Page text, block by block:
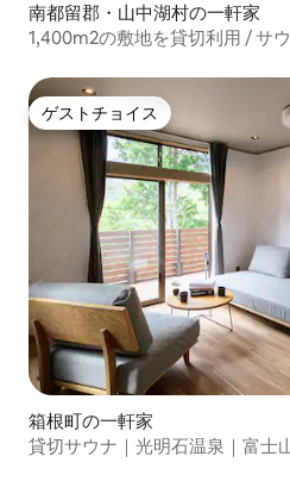
南都留郡・山中湖村の一軒家
1,400m2の敷地を貸切利用 / サ
ゲストチョイス
ゲストチョイス
箱根町の一軒家
貸切サウナ｜光明石温泉｜富士